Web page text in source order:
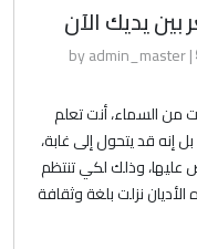
يديك الآن
admin_master|
من السماء، أنت تعلم
إنه قد يتحول إلى غابة،
عليها، وذلك لكي تنتظم
نزلت بلغة وثقافة